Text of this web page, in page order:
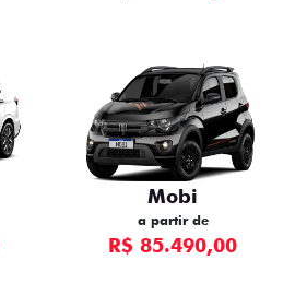
Mobi
a partir de
R$ 85.490,00